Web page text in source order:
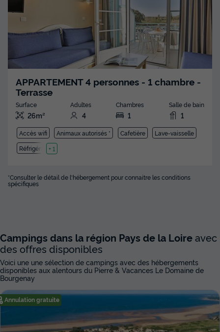
APPARTEMENT 4 personnes - 1 chambre -
Terrasse
Surface
26m²
Adultes
4
Chambres
1
Salle de bain
1
Accès wifi Animaux autorisés * Cafetière
Lave-vaisselle
Réfrigérateur
+ 1
*Consulter le détail de l'hébergement pour connaitre les conditions
spécifiques
Campings dans la région Pays de la Loireavec
des offres disponibles
Voici une une sélection de campings avec des hébergements
disponibles aux alentours du Pierre & Vacances Le Domaine de
Bourgenay
Annulation gratuite